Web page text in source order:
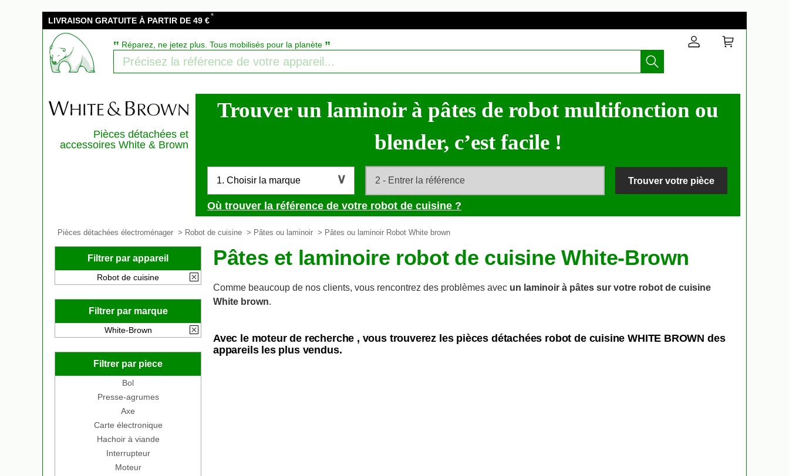
LIVRAISON GRATUITE À PARTIR DE 49 €*
‟ Réparez, ne jetez plus. Tous mobilisés pour la planète ”
Pièces détachées et
accessoires White & Brown
Trouver un laminoir à pâtes de robot multifonction ou
blender, c’est facile !
1. Choisir la marque Trouver votre pièce
Où trouver la référence de votre robot de cuisine ?
Pièces détachées électroménager > Robot de cuisine > Pâtes ou laminoir > Pâtes ou laminoir Robot White brown
Filtrer par appareil
Robot de cuisine
Filtrer par marque
White-Brown
Filtrer par piece
Bol
Presse-agrumes
Axe
Carte électronique
Hachoir à viande
Interrupteur
Moteur
Pâtes et laminoire robot de cuisine White-Brown
Comme beaucoup de nos clients, vous rencontrez des problèmes avec un laminoir à pâtes sur votre robot de cuisine
White brown.
Avec le moteur de recherche , vous trouverez les pièces détachées robot de cuisine WHITE BROWN des
appareils les plus vendus.